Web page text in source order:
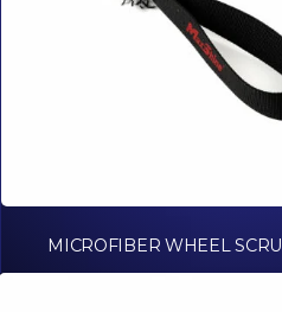
MICROFIBER WHEEL